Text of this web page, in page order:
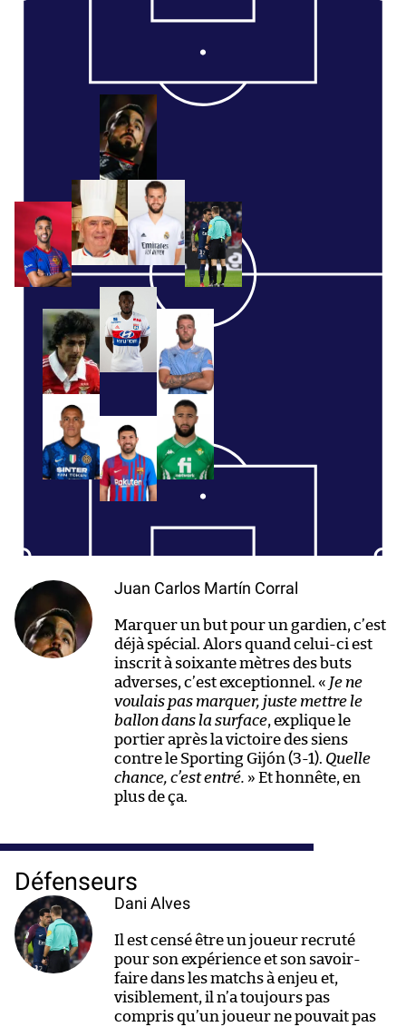
Juan Carlos Martín Corral
Marquer un but pour un gardien, c’est
déjà spécial. Alors quand celui-ci est
inscrit à soixante mètres des buts
adverses, c’est exceptionnel. « Je ne
voulais pas marquer, juste mettre le
ballon dans la surface, explique le
portier après la victoire des siens
contre le Sporting Gijón (3-1). Quelle
chance, c’est entré. » Et honnête, en
plus de ça.
Défenseurs
Dani Alves
Il est censé être un joueur recruté
pour son expérience et son savoir-
faire dans les matchs à enjeu et,
visiblement, il n’a toujours pas
compris qu’un joueur ne pouvait pas